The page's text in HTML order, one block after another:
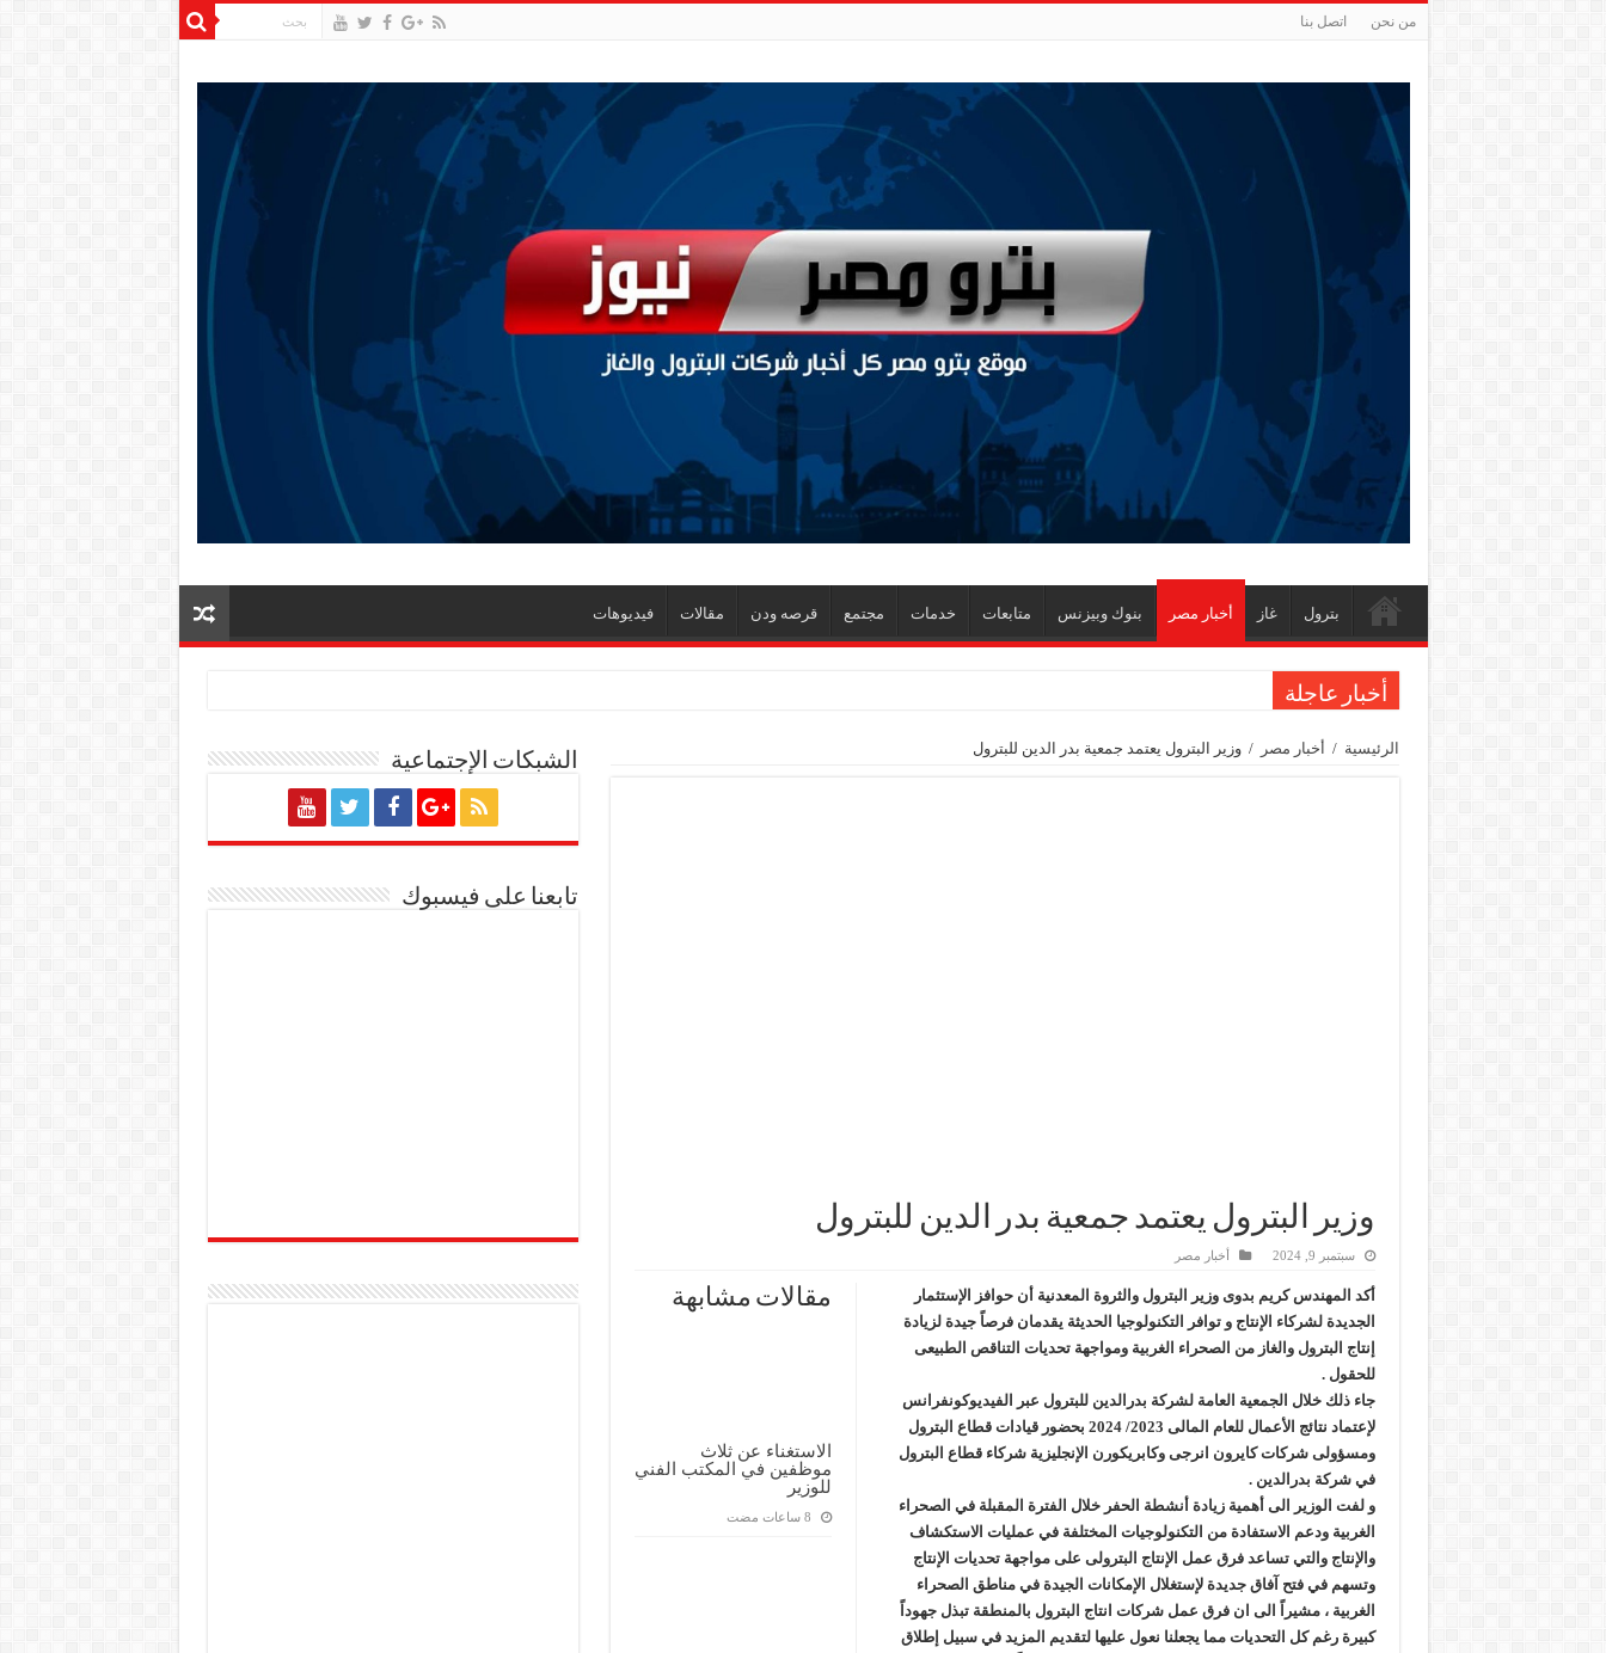
من نحن اتصل بنا
بترول غاز أخبار مصر بنوك وبيزنس متابعات خدمات مجتمع قرصه ودن مقالات فيديوهات
أخبار عاجلة
وزير البترول والثروة المعدنية يبحث مع إكسون موبيل العالمية آليات تنفيذ مذكرة التفاهم لربط اكتشافات الشركة في قبرص بالبنية التحتية المصرية
الرئيسية / أخبار مصر / وزير البترول يعتمد جمعية بدر الدين للبترول
وزير البترول يعتمد جمعية بدر الدين للبترول
سبتمبر 9, 2024 أخبار مصر
مقالات مشابهة
الاستغناء عن ثلاث
موظفين في المكتب الفني
للوزير
أكد المهندس كريم بدوى وزير البترول والثروة المعدنية أن حوافز الإستثمار
الجديدة لشركاء الإنتاج و توافر التكنولوجيا الحديثة يقدمان فرصاً جيدة لزيادة
إنتاج البترول والغاز من الصحراء الغربية ومواجهة تحديات التناقص الطبيعى
للحقول .
جاء ذلك خلال الجمعية العامة لشركة بدرالدين للبترول عبر الفيديوكونفرانس
لإعتماد نتائج الأعمال للعام المالى 2023/ 2024 بحضور قيادات قطاع البترول
ومسؤولى شركات كايرون انرجى وكابريكورن الإنجليزية شركاء قطاع البترول
في شركة بدرالدين .
و لفت الوزير الى أهمية زيادة أنشطة الحفر خلال الفترة المقبلة في الصحراء
الغربية ودعم الاستفادة من التكنولوجيات المختلفة في عمليات الاستكشاف
والإنتاج والتي تساعد فرق عمل الإنتاج البترولى على مواجهة تحديات الإنتاج
وتسهم في فتح آفاق جديدة لإستغلال الإمكانات الجيدة في مناطق الصحراء
الغربية ، مشيراً الى ان فرق عمل شركات انتاج البترول بالمنطقة تبذل جهوداً
كبيرة رغم كل التحديات مما يجعلنا نعول عليها لتقديم المزيد في سبيل إطلاق
الشبكات الإجتماعية
تابعنا على فيسبوك